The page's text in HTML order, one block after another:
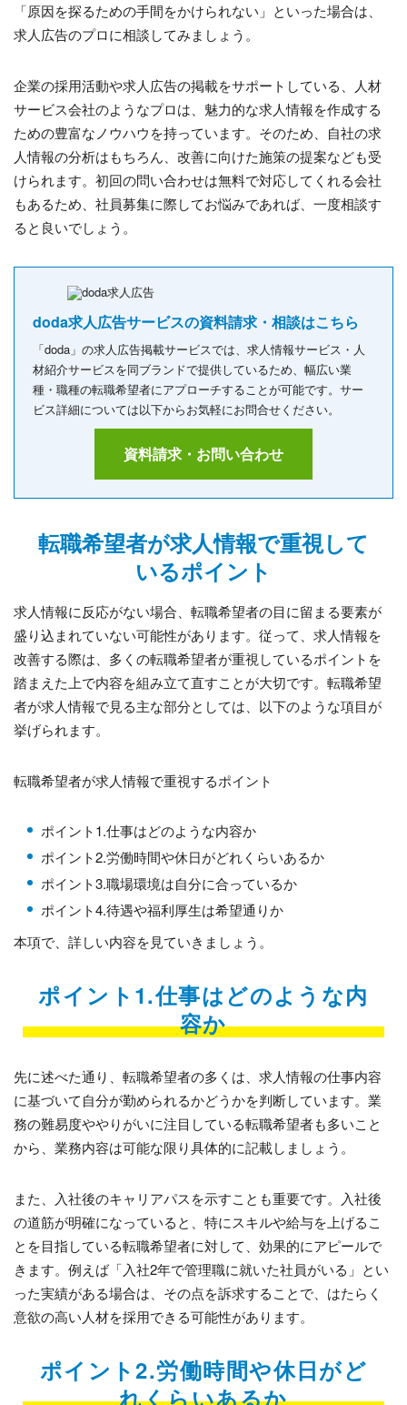
「原因を探るための手間をかけられない」といった場合は、
求人広告のプロに相談してみましょう。
企業の採用活動や求人広告の掲載をサポートしている、人材
サービス会社のようなプロは、魅力的な求人情報を作成する
ための豊富なノウハウを持っています。そのため、自社の求
人情報の分析はもちろん、改善に向けた施策の提案なども受
けられます。初回の問い合わせは無料で対応してくれる会社
もあるため、社員募集に際してお悩みであれば、一度相談す
ると良いでしょう。
doda求人広告サービスの資料請求・相談はこちら
「doda」の求人広告掲載サービスでは、求人情報サービス・人
材紹介サービスを同ブランドで提供しているため、幅広い業
種・職種の転職希望者にアプローチすることが可能です。サー
ビス詳細については以下からお気軽にお問合せください。
資料請求・お問い合わせ
転職希望者が求人情報で重視して
いるポイント
求人情報に反応がない場合、転職希望者の目に留まる要素が
盛り込まれていない可能性があります。従って、求人情報を
改善する際は、多くの転職希望者が重視しているポイントを
踏まえた上で内容を組み立て直すことが大切です。転職希望
者が求人情報で見る主な部分としては、以下のような項目が
挙げられます。
転職希望者が求人情報で重視するポイント
ポイント1.仕事はどのような内容か
ポイント2.労働時間や休日がどれくらいあるか
ポイント3.職場環境は自分に合っているか
ポイント4.待遇や福利厚生は希望通りか
本項で、詳しい内容を見ていきましょう。
ポイント1.仕事はどのような内
容か
先に述べた通り、転職希望者の多くは、求人情報の仕事内容
に基づいて自分が勤められるかどうかを判断しています。業
務の難易度ややりがいに注目している転職希望者も多いこと
から、業務内容は可能な限り具体的に記載しましょう。
また、入社後のキャリアパスを示すことも重要です。入社後
の道筋が明確になっていると、特にスキルや給与を上げるこ
とを目指している転職希望者に対して、効果的にアピールで
きます。例えば「入社2年で管理職に就いた社員がいる」とい
った実績がある場合は、その点を訴求することで、はたらく
意欲の高い人材を採用できる可能性があります。
ポイント2.労働時間や休日がど
れくらいあるか